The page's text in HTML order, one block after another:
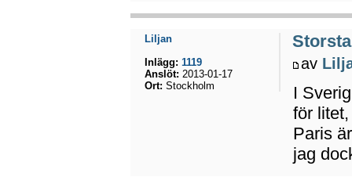
av
I
för
Paris
jag
Liljan
Inlägg: 1119
Anslöt: 2013-01-17
Ort: Stockholm